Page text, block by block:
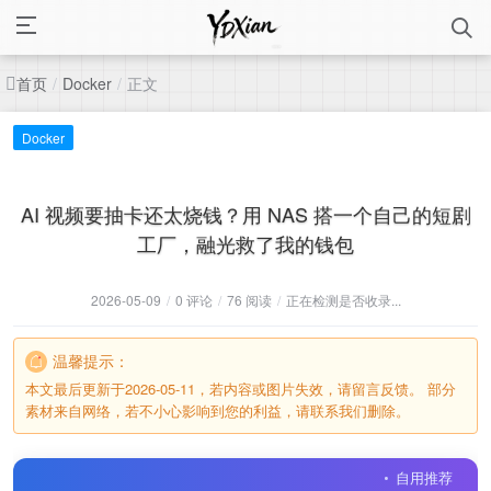
首页 / Docker / 正文
Docker
AI 视频要抽卡还太烧钱？用 NAS 搭一个自己的短剧
工厂，融光救了我的钱包
2026-05-09 / 0 评论 / 76 阅读 / 正在检测是否收录...
温馨提示：
本文最后更新于2026-05-11，若内容或图片失效，请留言反馈。 部分
素材来自网络，若不小心影响到您的利益，请联系我们删除。
自用推荐